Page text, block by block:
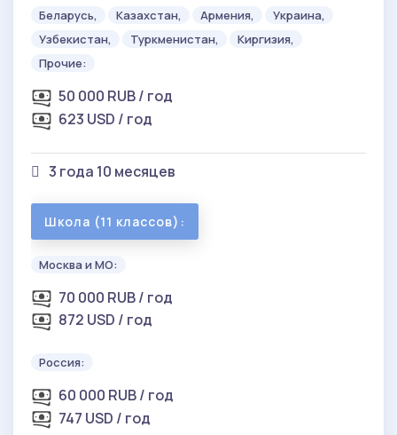
Беларусь, Казахстан, Армения,
Украина,
Узбекистан,
Туркменистан,
Киргизия,
Прочие:
50 000 RUB / год
623 USD / год
3 года 10 месяцев
Школа (11 классов):
Москва и МО:
70 000 RUB / год
872 USD / год
Россия:
60 000 RUB / год
747 USD / год